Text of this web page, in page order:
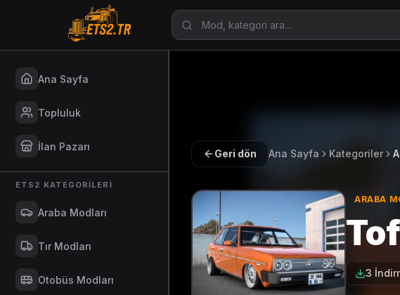
Ana Sayfa
Topluluk
İlan Pazarı
ETS2 KATEGORILERI
Araba Modları
Tır Modları
Otobüs Modları
Geri dön Ana Sayfa Kategoriler
ARABA
3